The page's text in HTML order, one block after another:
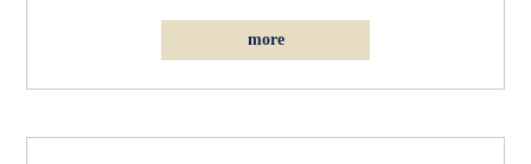
more